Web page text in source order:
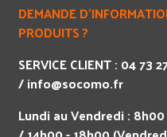
DEMANDE
PRODUITS ?
SERVICE CLIENT : 04 73
/info@socomo.fr
Lundi au Vendredi :